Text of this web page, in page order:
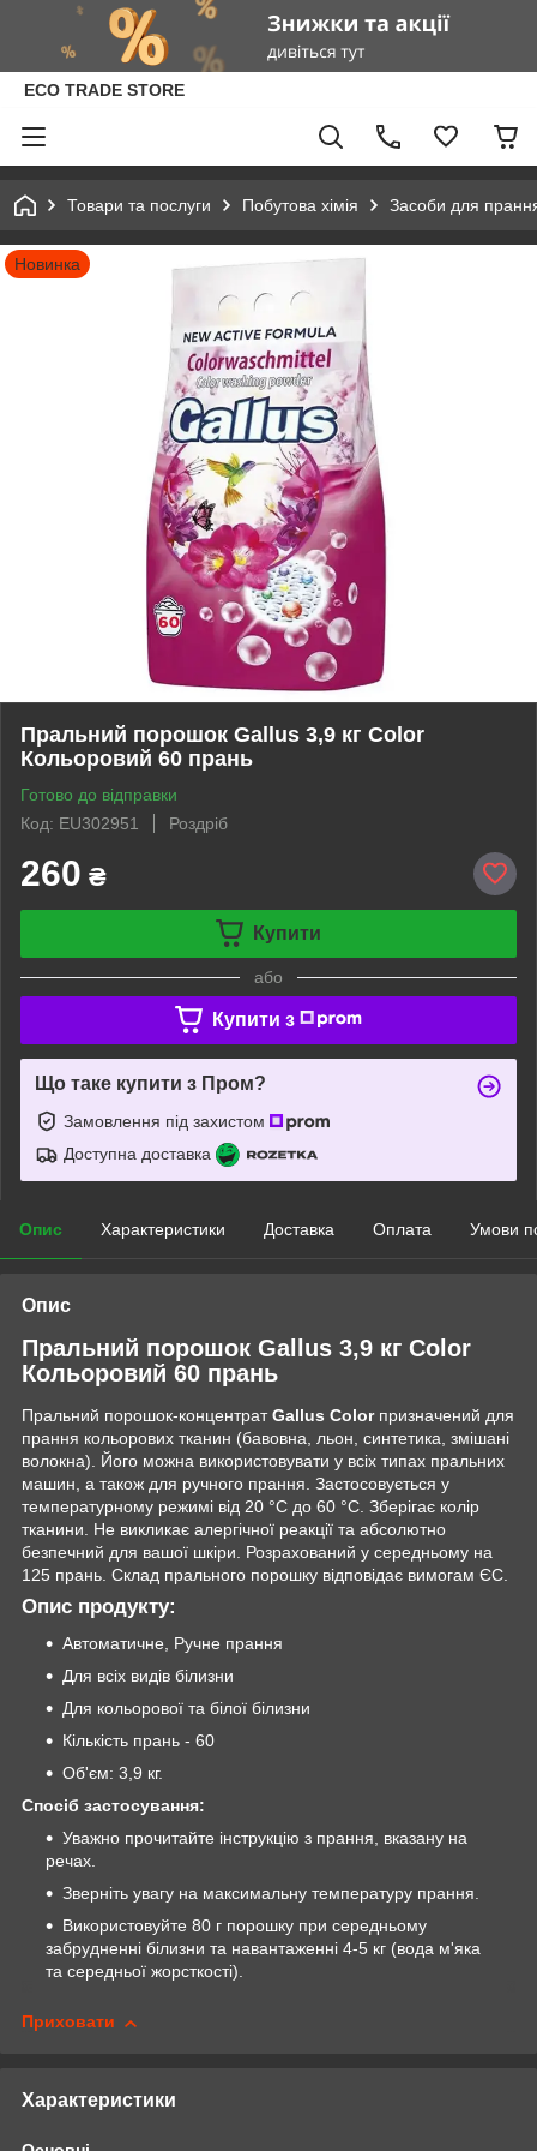
ECO TRADE STORE
Товари та послуги Побутова хімія Засоби для
Новинка
Пральний порошок Gallus 3,9 кг Color
Кольоровий 60 прань
Готово до відправки
Код: EU302951
Роздріб
260 ₴
Купити
або
Купити з
Що таке купити з Пром?
Замовлення під захистом
Доступна доставка
Опис Характеристики Доставка Оплата Умови
Опис
Пральний порошок Gallus 3,9 кг Color
Кольоровий 60 прань
Пральний порошок-концентратGallus Color призначений для
прання кольорових тканин (бавовна, льон, синтетика, змішані
волокна). Його можна використовувати у всіх типах пральних
машин, а також для ручного прання. Застосовується у
температурному режимі від 20 °С до 60 °С. Зберігає колір
тканини. Не викликає алергічної реакції та абсолютно
безпечний для вашої шкіри. Розрахований у середньому на
125 прань. Склад прального порошку відповідає вимогам ЄС.
Опис продукту:
Автоматичне, Ручне прання
Для всіх видів білизни
Для кольорової та білої білизни
Кількість прань - 60
Об'єм: 3,9 кг.
Спосіб застосування:
Уважно прочитайте інструкцію з прання, вказану на
речах.
Зверніть увагу на максимальну температуру прання.
Використовуйте 80 г порошку при середньому
забрудненні білизни та навантаженні 4-5 кг (вода м'яка
та середньої жорсткості).
Приховати
Характеристики